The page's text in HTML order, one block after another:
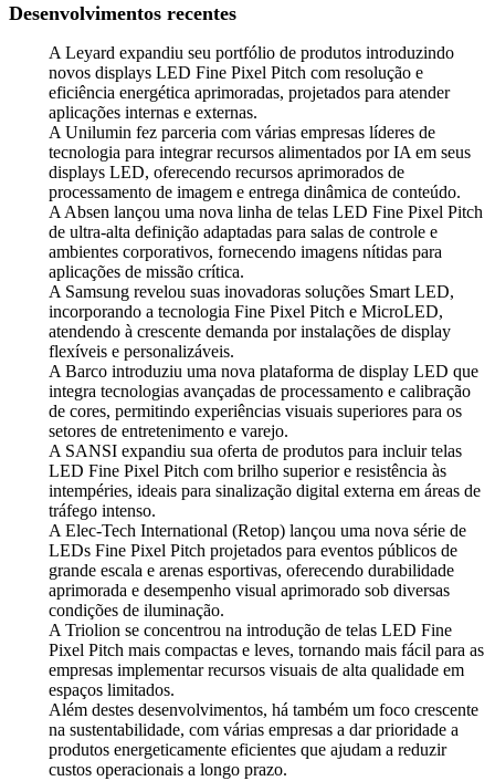
Desenvolvimentos recentes
A Leyard expandiu seu portfólio de produtos introduzindo
novos displays LED Fine Pixel Pitch com resolução e
eficiência energética aprimoradas, projetados para atender
aplicações internas e externas.
A Unilumin fez parceria com várias empresas líderes de
tecnologia para integrar recursos alimentados por IA em seus
displays LED, oferecendo recursos aprimorados de
processamento de imagem e entrega dinâmica de conteúdo.
A Absen lançou uma nova linha de telas LED Fine Pixel Pitch
de ultra-alta definição adaptadas para salas de controle e
ambientes corporativos, fornecendo imagens nítidas para
aplicações de missão crítica.
A Samsung revelou suas inovadoras soluções Smart LED,
incorporando a tecnologia Fine Pixel Pitch e MicroLED,
atendendo à crescente demanda por instalações de display
flexíveis e personalizáveis.
A Barco introduziu uma nova plataforma de display LED que
integra tecnologias avançadas de processamento e calibração
de cores, permitindo experiências visuais superiores para os
setores de entretenimento e varejo.
A SANSI expandiu sua oferta de produtos para incluir telas
LED Fine Pixel Pitch com brilho superior e resistência às
intempéries, ideais para sinalização digital externa em áreas de
tráfego intenso.
A Elec-Tech International (Retop) lançou uma nova série de
LEDs Fine Pixel Pitch projetados para eventos públicos de
grande escala e arenas esportivas, oferecendo durabilidade
aprimorada e desempenho visual aprimorado sob diversas
condições de iluminação.
A Triolion se concentrou na introdução de telas LED Fine
Pixel Pitch mais compactas e leves, tornando mais fácil para as
empresas implementar recursos visuais de alta qualidade em
espaços limitados.
Além destes desenvolvimentos, há também um foco crescente
na sustentabilidade, com várias empresas a dar prioridade a
produtos energeticamente eficientes que ajudam a reduzir
custos operacionais a longo prazo.